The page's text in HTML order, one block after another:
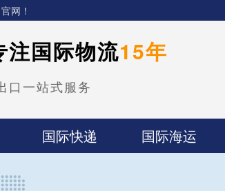
网！
注国际物流15年
口一站式服务
国际快递 国际海运